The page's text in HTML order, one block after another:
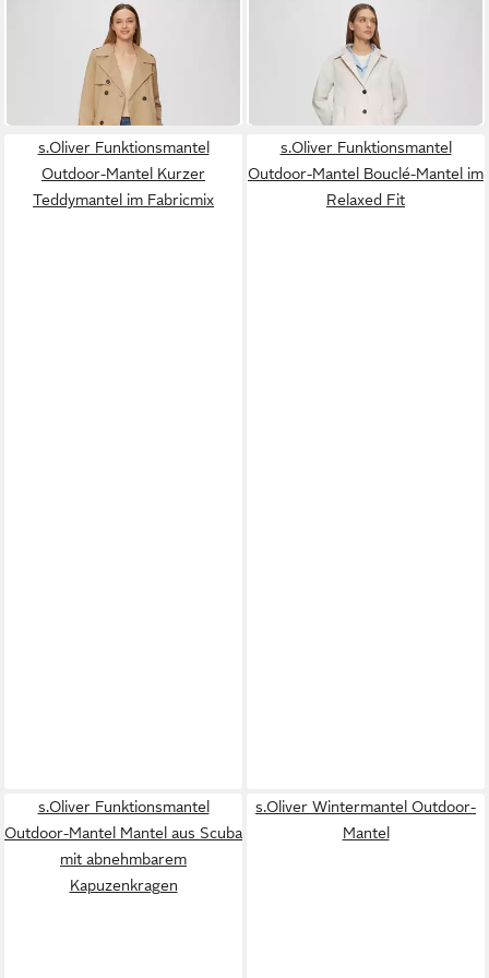
Trenchcoat Outdoor-Mantel
Wattierter Trenchcoat mit
Innenprint
Trenchcoat Outdoor-Mantel
Carcoat mit Rückenschlitz
und Riegeldetail am Ärmel
UVP119,99 €
s.Oliver Funktionsmantel
Outdoor-Mantel Kurzer
Teddymantel im Fabricmix
s.Oliver Funktionsmantel
Outdoor-Mantel Bouclé-Mantel im
Relaxed Fit
s.Oliver Funktionsmantel
Outdoor-Mantel Mantel aus Scuba
mit abnehmbarem
Kapuzenkragen
s.Oliver Wintermantel Outdoor-
Mantel